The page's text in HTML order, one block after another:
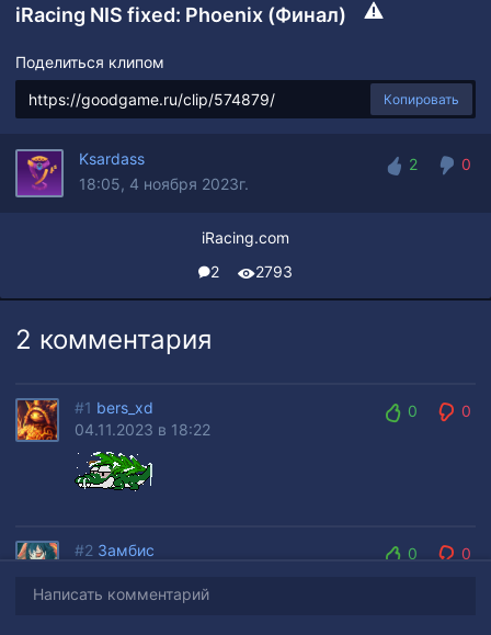
iRacing NIS fixed: Phoenix (Финал)
Поделиться клипом
Копировать
Ksardass
18:05, 4 ноября 2023г.
2
0
iRacing.com
2
2793
2 комментария
#1 bers_xd
04.11.2023 в 18:22
0
0
#2 Замбис
0
0
Написать комментарий